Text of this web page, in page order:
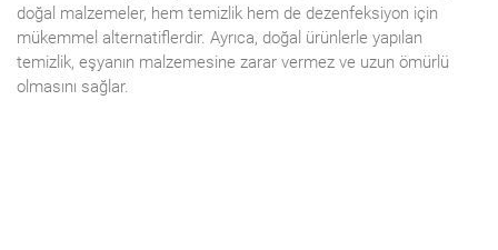
doğal malzemeler, hem temizlik hem de dezenfeksiyon için
mükemmel alternatiflerdir. Ayrıca, doğal ürünlerle yapılan
temizlik, eşyanın malzemesine zarar vermez ve uzun ömürlü
olmasını sağlar.